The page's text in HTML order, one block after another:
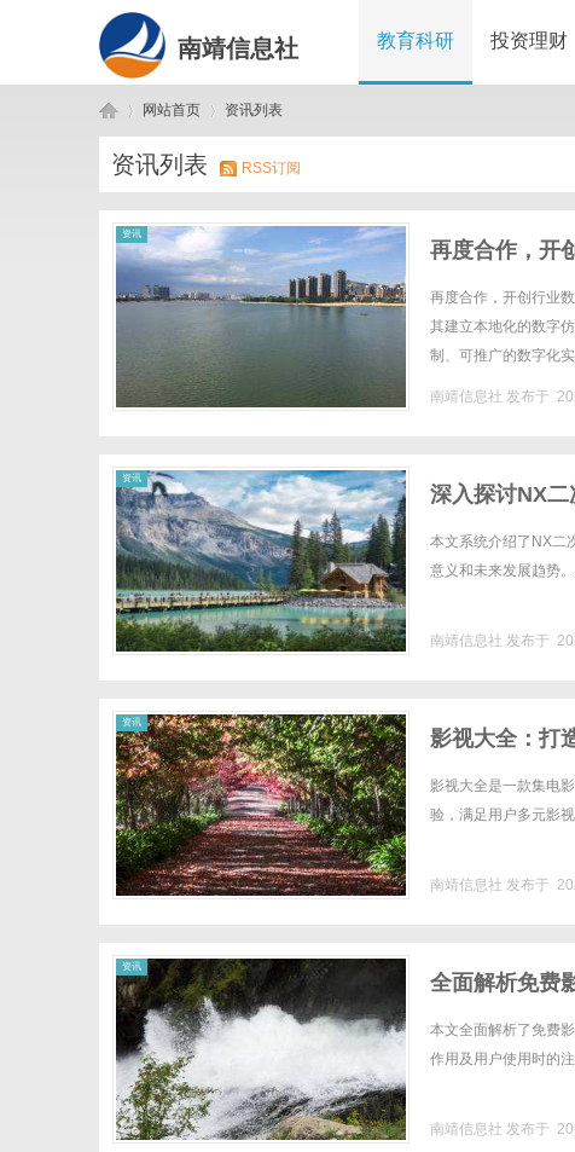
南靖信息社 教育科研 投资理财
南 ›
网站首页
›
资讯列表
资讯列表 RSS订阅
资讯
再度合作，开
再度合作，开创行业
其建立本地化的数字
制、可推广的数字化
南靖信息社 发布于
资讯
深入探讨NX
本文系统介绍了NX二
意义和未来发展趋势
南靖信息社 发布于
资讯
影视大全：打
影视大全是一款集电
验，满足用户多元影
南靖信息社 发布于
资讯
全面解析免费
本文全面解析了免费
作用及用户使用时的
南靖信息社 发布于